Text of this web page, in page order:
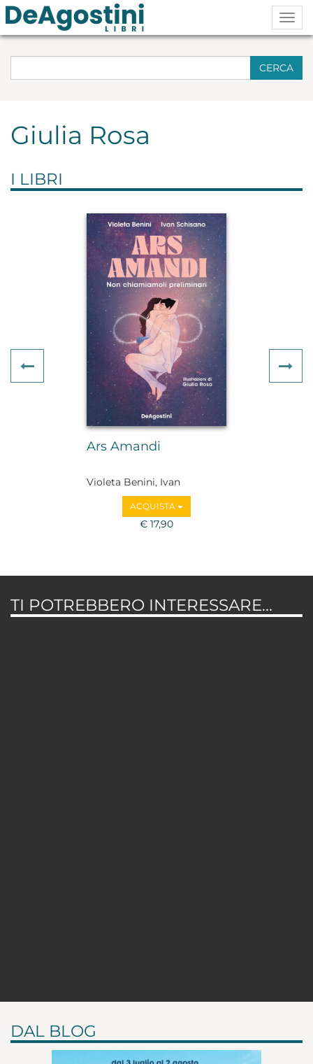
CERCA
Giulia Rosa
I LIBRI
Ars Amandi
Violeta Benini, Ivan
Schisano
ACQUISTA
€ 17,90
Previous
TI POTREBBERO INTERESSARE...
DAL BLOG